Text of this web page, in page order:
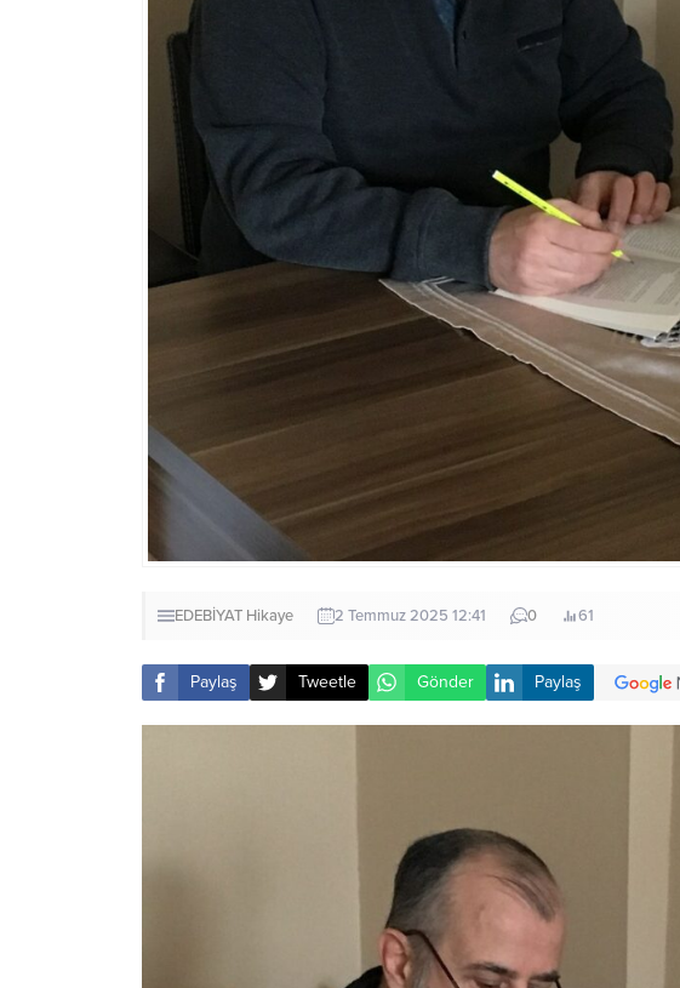
EDEBİYAT Hikaye 2 Temmuz 2025 12:41 0 61
Paylaş Tweetle Gönder Paylaş